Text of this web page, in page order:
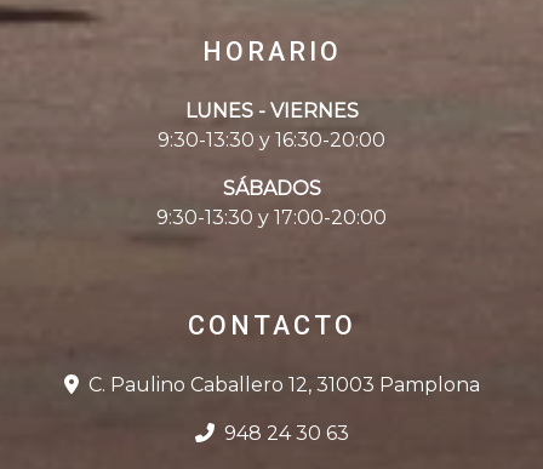
HORARIO
LUNES - VIERNES
9:30-13:30 y 16:30-20:00
SÁBADOS
9:30-13:30 y 17:00-20:00
CONTACTO
C. Paulino Caballero 12, 31003 Pamplona
948 24 30 63